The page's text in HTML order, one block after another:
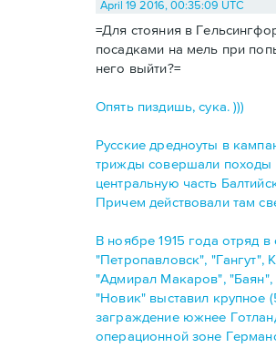
April 19 2016, 00:35:09 UTC
=Для стояния в
посадками на мель при
него выйти?=
Опять пиздишь, сука. )))
Русские дредноуты в
трижды совершали походы
центральную часть
Причем действовали там
В ноябре 1915 года отряд
"Петропавловск", "Гангут",
"Адмирал Макаров",
"Новик" выставил крупное
заграждение южнее
операционной зоне